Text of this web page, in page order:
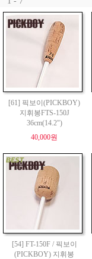
[61] 픽보이(PICKBOY)
지휘봉FTS-150J
36cm(14.2")
40,000원
[54] FT-150F / 픽보이
(PICKBOY) 지휘봉